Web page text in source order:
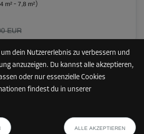
dein Nutzererlebnis zu verbessern und
anzuzeigen. Du kannst alle akzeptieren,
oder nur essenzielle Cookies
findest du in unserer
ALLE AKZEPTIEREN
m² - 7,8 m²)
EUR
PLAN ANZEIGEN